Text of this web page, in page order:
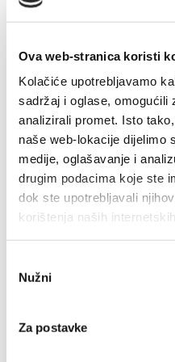
Ova web-stranica koristi
Kolačiće upotrebljavamo
sadržaj i oglase, omogućili
analizirali promet. Isto
naše web-lokacije dijelimo
medije, oglašavanje i
drugim podacima koje ste
dok ste upotrebljavali
korištenja naših
pristanka
Nužni
Za postavke
Ulica sv. Petra od
+385913131340
http://benjamin-
Hotel Štacija
Šetalište Miljenka i